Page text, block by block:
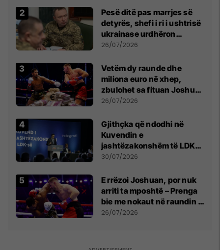
Pesë ditë pas marrjes së
detyrës, shefi i ri i ushtrisë
ukrainase urdhëron
kontroll të madh
26/07/2026
Vetëm dy raunde dhe
miliona euro në xhep,
zbulohet sa fituan Joshua
e Prenga
26/07/2026
Gjithçka që ndodhi në
Kuvendin e
jashtëzakonshëm të LDK-
së
30/07/2026
E rrëzoi Joshuan, por nuk
arriti ta mposhtë – Prenga
bie me nokaut në raundin e
dytë
26/07/2026